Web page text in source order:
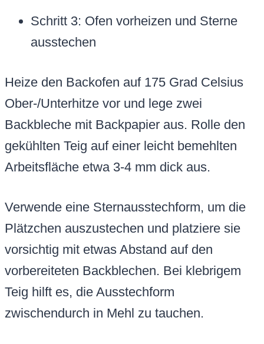
Schritt 3: Ofen vorheizen und Sterne
ausstechen
Heize den Backofen auf 175 Grad Celsius
Ober-/Unterhitze vor und lege zwei
Backbleche mit Backpapier aus. Rolle den
gekühlten Teig auf einer leicht bemehlten
Arbeitsfläche etwa 3-4 mm dick aus.
Verwende eine Sternausstechform, um die
Plätzchen auszustechen und platziere sie
vorsichtig mit etwas Abstand auf den
vorbereiteten Backblechen. Bei klebrigem
Teig hilft es, die Ausstechform
zwischendurch in Mehl zu tauchen.